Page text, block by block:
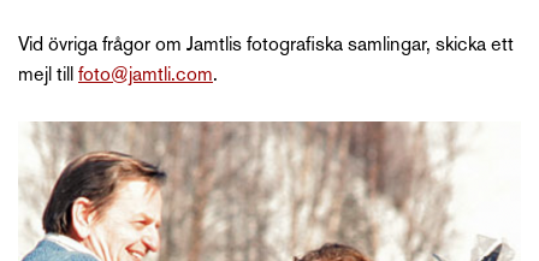
Vid övriga frågor om Jamtlis fotografiska samlingar, skicka ett
mejl till foto@jamtli.com.